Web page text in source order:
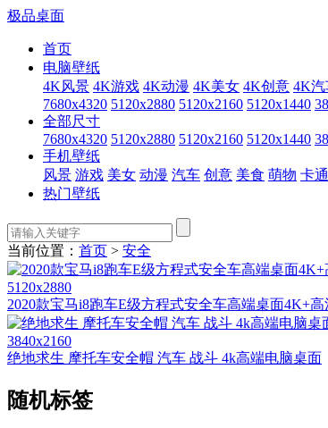
极品桌面
首页
电脑壁纸
4K风景 4K游戏 4K动漫 4K美女 4K创意 4K汽
7680x4320 5120x2880 5120x2160 5120x1440
全部尺寸
7680x4320 5120x2880 5120x2160 5120x1440
手机壁纸
风景 游戏 美女 动漫 汽车 创意 美食 萌物 卡通
热门壁纸
当前位置： 首页 > 安全
5120x2880
2020款宝马i8跑车E级方程式安全车高端桌面4K+高
3840x2160
绝地求生 摩托车安全帽 汽车 战斗 4k高端电脑桌面
随机标签